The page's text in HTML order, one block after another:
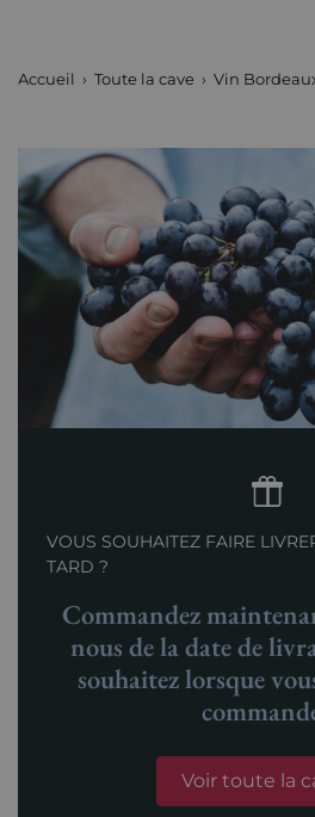
Châteaux de
Tranche de prix
Accueil Toute la cave Vin
VOUS SOUHAITEZ FAIRE
TARD ?
Commandez
nous de la date de
souhaitez lorsque
Voir toute la